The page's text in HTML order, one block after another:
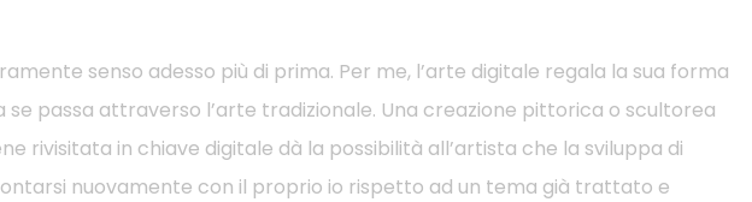
senso adesso più di prima. Per me, l’arte digitale regala la sua forma
se passa attraverso l’arte tradizionale. Una creazione pittorica o scultorea
rivisitata in chiave digitale dà la possibilità all’artista che la sviluppa di
nuovamente con il proprio io rispetto ad un tema già trattato e